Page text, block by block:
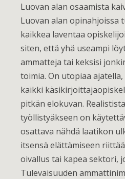
Luovan alan osaamista
Luovan alan opinahjoissa
kaikkea laventaa
siten, että yhä useampi
ammatteja tai keksisi
toimia. On utopiaa
kaikki
pitkän elokuvan.
työllistyäkseen on
osattava nähdä laatikon
itsensä elättämiseen
oivallus tai kapea sektori,
Tulevaisuuden